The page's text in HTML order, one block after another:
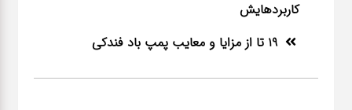
کاربردهایش
19 تا از مزایا و معایب پمپ باد فندکی